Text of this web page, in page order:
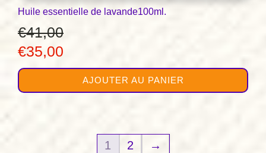
Huile essentielle de lavande100ml.
€41,00
Le
prix
initial
€35,00
prix
actuel
AJOUTER AU PANIER
1 2 →